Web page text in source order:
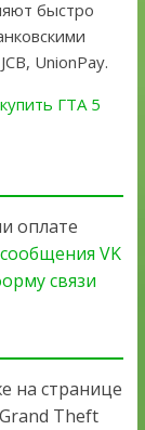
быстро
UnionPay.
купить ГТА 5
оплате
сообщения VK
связи
на странице
Theft